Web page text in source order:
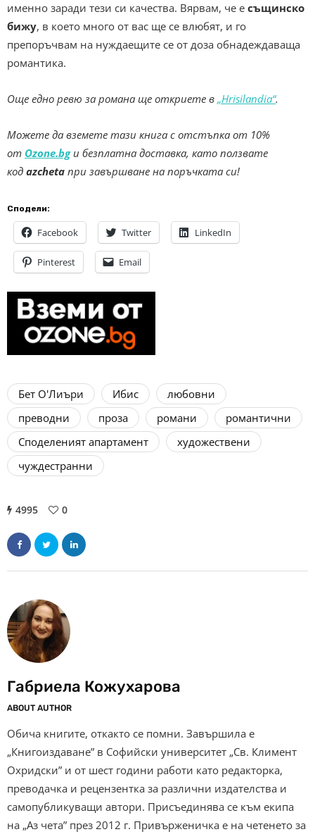
именно заради тези си качества. Вярвам, че е същинско
бижу, в което много от вас ще се влюбят, и го
препоръчвам на нуждаещите се от доза обнадеждаваща
романтика.
Още едно ревю за романа ще откриете в „Hrisilandia“.
Можете да вземете тази книга с отстъпка от 10%
от Ozone.bgи безплатна доставка, като ползвате
код azcheta при завършване на поръчката си!
Сподели:
Facebook Twitter LinkedIn
Pinterest Email
Бет О'Лиъри Ибис
любовни
преводни
проза романи
романтични
Споделеният апартамент
художествени
чуждестранни
4995 0
Габриела Кожухарова
ABOUT AUTHOR
Обича книгите, откакто се помни. Завършила е
„Книгоиздаване” в Софийски университет „Св. Климент
Охридски” и от шест години работи като редакторка,
преводачка и рецензентка за различни издателства и
самопубликуващи автори. Присъединява се към екипа
на „Аз чета” през 2012 г. Привърженичка е на четенето за